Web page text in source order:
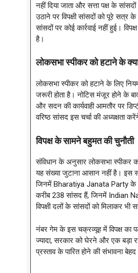
नहीं दिया जाता और सत्ता पक्ष के
उठाने पर विपक्षी सांसदों को पूरे सत्र
सांसदों पर कोई कार्रवाई नहीं हुई।
है।
लोकसभा स्पीकर को हटाने के
लोकसभा स्पीकर को हटाने के लिए
जरूरी होता है। नोटिस मंजूर होने के
और सदन की कार्यवाही आमतौर पर
वरिष्ठ सांसद इस चर्चा की अध्यक्षता
विपक्ष के सामने बहुमत की चुनौती
संविधान के अनुसार लोकसभा स्पीकर
यह संख्या जुटाना आसान नहीं है। इस
जिनमें Bharatiya Janata Party के
करीब 238 सांसद हैं, जिनमें Indian
विपक्षी दलों के सांसदों को मिलाकर
नंबर गेम के इस चक्रव्यूह में विपक्ष का
ज्यादा, सरकार को घेरने और एक बड़ा
प्रस्ताव के पारित होने की संभावना